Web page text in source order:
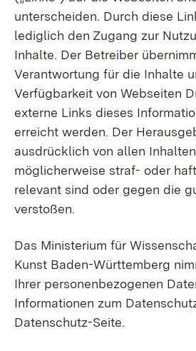
unterscheiden. Durch diese
lediglich den Zugang zur
Inhalte. Der Betreiber
Verantwortung für die Inhalte
Verfügbarkeit von Webseiten
externe Links dieses
erreicht werden. Der
ausdrücklich von allen
möglicherweise straf- oder
relevant sind oder gegen die
verstoßen.
Das Ministerium für
Kunst Baden-Württemberg
Ihrer personenbezogenen
Informationen zum
Datenschutz-Seite.